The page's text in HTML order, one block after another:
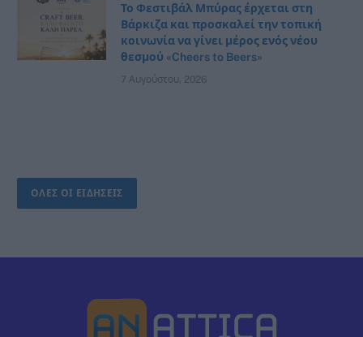
Το Φεστιβάλ Μπύρας έρχεται στη
Βάρκιζα και προσκαλεί την τοπική
κοινωνία να γίνει μέρος ενός νέου
θεσμού «Cheers to Beers»
7 Αυγούστου, 2026
ΟΛΕΣ ΟΙ ΕΙΔΗΣΕΙΣ